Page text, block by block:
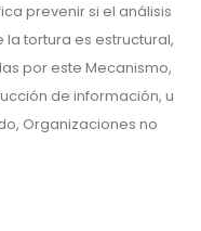
prevenir si el análisis
tortura es estructural,
por este Mecanismo,
de información, u
Organizaciones no